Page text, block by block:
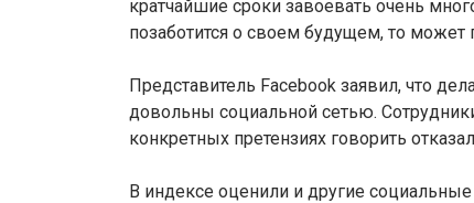
кратчайшие сроки завоевать очень
позаботится о своем будущем, то может
Представитель Facebook заявил, что
довольны социальной сетью.
конкретных претензиях говорить
В индексе оценили и другие